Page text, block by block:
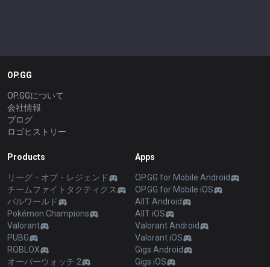
OP.GG
OP.GGについて
会社情報
ブログ
ロゴヒストリー
Products
リーグ・オブ・レジェンド
チームファイトタクティクス
パルワールド
Pokémon Champions
Valorant
PUBG
ROBLOX
オーバーウォッチ 2
Apps
OP.GG for Mobile Android
OP.GG for Mobile iOS
AllT Android
AllT iOS
Valorant Android
Valorant iOS
Gigs Android
Gigs iOS